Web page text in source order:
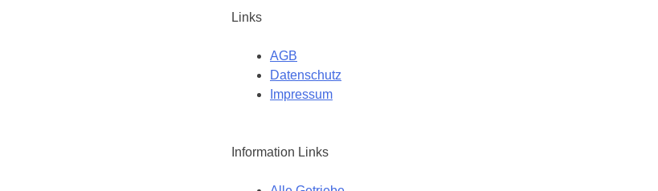
Links
AGB
Datenschutz
Impressum
Information Links